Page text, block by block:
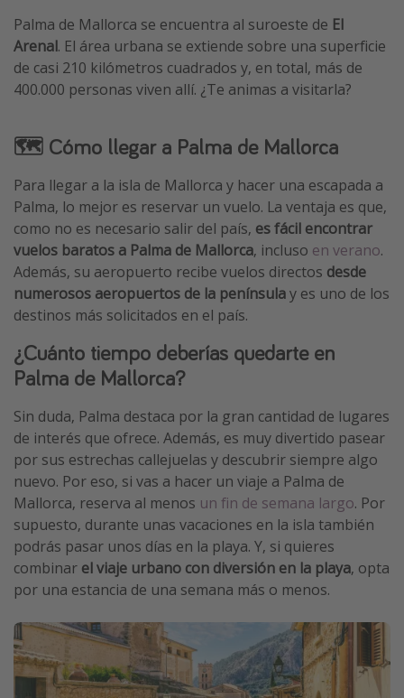
Escapadas románticas
Más temas
Cruceros por el Mediterráneo
Hoteles más hot de España
Guía de equipaje de mano
Parques de atracciones
Viaja con musicales
El Rey León el musical
Harry Potter en Londres y otros destinos
Eventos deportivos
Palma de Mallorca se encuentra al suroeste de El
Arenal. El área urbana se extiende sobre una superficie
de casi 210 kilómetros cuadrados y, en total, más de
400.000 personas viven allí. ¿Te animas a visitarla?
🗺️ Cómo llegar a Palma de Mallorca
Para llegar a la isla de Mallorca y hacer una escapada a
Palma, lo mejor es reservar un vuelo. La ventaja es que,
como no es necesario salir del país, es fácil encontrar
vuelos baratos a Palma de Mallorca, incluso en verano.
Además, su aeropuerto recibe vuelos directos desde
numerosos aeropuertos de la penínsulay es uno de los
destinos más solicitados en el país.
¿Cuánto tiempo deberías quedarte en
Palma de Mallorca?
Sin duda, Palma destaca por la gran cantidad de lugares
de interés que ofrece. Además, es muy divertido pasear
por sus estrechas callejuelas y descubrir siempre algo
nuevo. Por eso, si vas a hacer un viaje a Palma de
Mallorca, reserva al menos un fin de semana largo. Por
supuesto, durante unas vacaciones en la isla también
podrás pasar unos días en la playa. Y, si quieres
combinar el viaje urbano con diversión en la playa, opta
por una estancia de una semana más o menos.